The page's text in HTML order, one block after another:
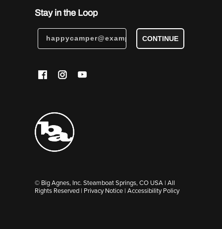
Stay in the Loop
CONTINUE
© Big Agnes, Inc. Steamboat Springs, CO USA | All
Rights Reserved | Privacy Notice | Accessibility Policy